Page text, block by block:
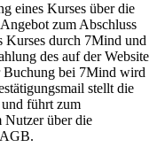
eines Kurses über die
zum Abschluss
Kurses durch 7Mind und
des auf der Website
Buchung bei 7Mind wird
stellt die
führt zum
Nutzer über die